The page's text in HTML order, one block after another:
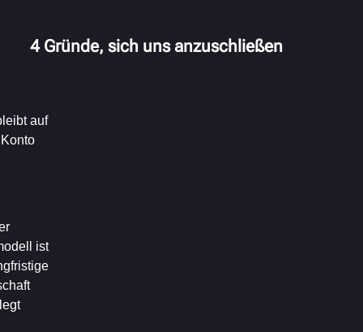
4 Gründe, sich uns anzuschließen
auf
ist